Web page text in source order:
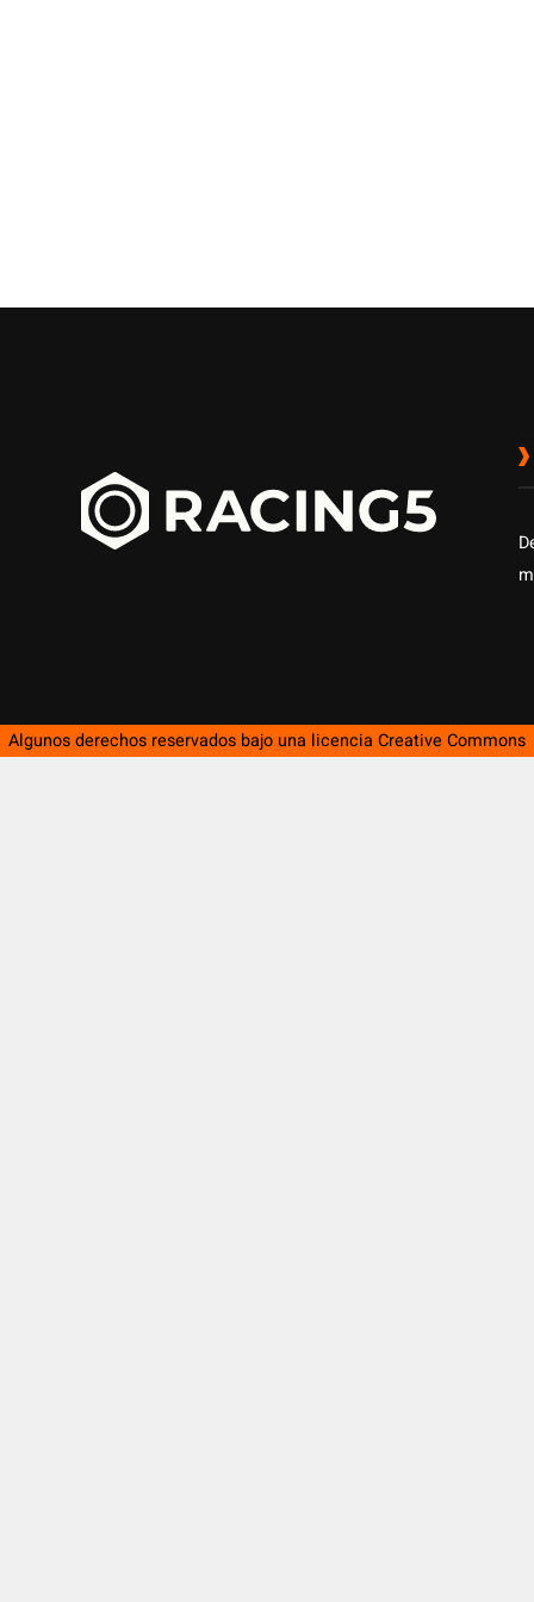
Algunos derechos reservados bajo una licencia Creative Commons